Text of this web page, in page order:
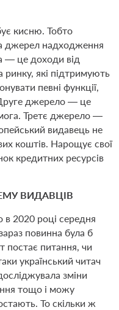
кисню. Тобто
джерел надходження
— це доходи від
ринку, які підтримують
певні функції,
джерело — це
Третє джерело —
видавець не
коштів. Нарощує свої
кредитних ресурсів
ВИДАВЦІВ
в 2020 році середня
повинна була б
постає питання, чи
український читач
зміни
тощо і можу
То скільки ж